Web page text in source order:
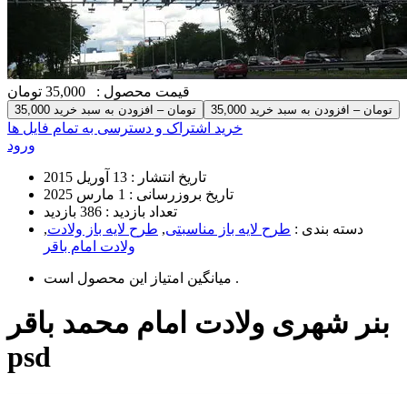
قیمت محصول : 35,000 تومان
35,000 تومان – افزودن به سبد خرید
خرید اشتراک و دسترسی به تمام فایل ها
ورود
تاریخ انتشار : 13 آوریل 2015
تاریخ بروزرسانی : 1 مارس 2025
تعداد بازدید : 386 بازدید
دسته بندی : طرح لایه باز مناسبتی, طرح لایه باز ولادت,
ولادت امام باقر
میانگین امتیاز این محصول است .
بنر شهری ولادت امام محمد باقر
psd